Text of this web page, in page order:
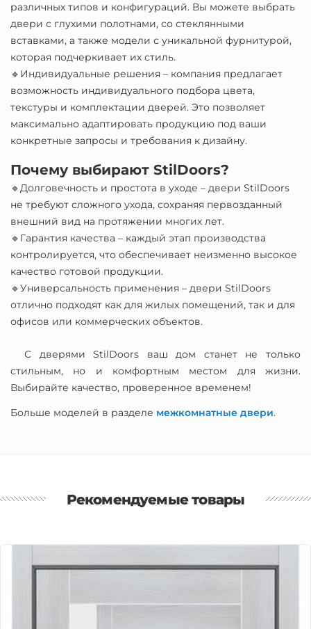
различных типов и конфигураций. Вы можете выбрать
двери с глухими полотнами, со стеклянными
вставками, а также модели с уникальной фурнитурой,
которая подчеркивает их стиль.
🔹Индивидуальные решения – компания предлагает
возможность индивидуального подбора цвета,
текстуры и комплектации дверей. Это позволяет
максимально адаптировать продукцию под ваши
конкретные запросы и требования к дизайну.
Почему выбирают StilDoors?
🔹Долговечность и простота в уходе – двери StilDoors
не требуют сложного ухода, сохраняя первозданный
внешний вид на протяжении многих лет.
🔹Гарантия качества – каждый этап производства
контролируется, что обеспечивает неизменно высокое
качество готовой продукции.
🔹Универсальность применения – двери StilDoors
отлично подходят как для жилых помещений, так и для
офисов или коммерческих объектов.
С дверями StilDoors ваш дом станет не только
стильным, но и комфортным местом для жизни.
Выбирайте качество, проверенное временем!
Больше моделей в разделе межкомнатные двери.
Рекомендуемые товары